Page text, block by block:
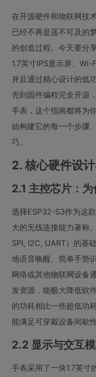
在开源硬件和物联网技
已经不再是遥不可及的
的创造过程。今天要分
1.7英寸IPS显示屏、
并且通过精心设计的低
壳到固件编程完全开源
手表，这个指南都将为
始构建它的每一个步骤
巧。
2. 核心硬件设
2.1 主控芯片：
选择ESP32-S3作为这
大的无线连接能力著称
SPI, I2C, UART）的基
地语音唤醒、简单手势
网络或其他物联网设备
发资源，能极大降低软
的功耗相比一些超低功
能满足可穿戴设备间歇
2.2 显示与交互
手表采用了一块1.7英寸